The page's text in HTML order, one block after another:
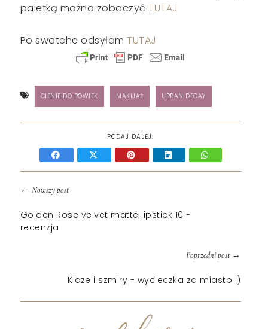
paletką można zobaczyćTUTAJ
Po swatche odsyłamTUTAJ
CIENIE DO POWIEK MAKIJAŻ URBAN DECAY
PODAJ DALEJ:
← Nowszy post
Golden Rose velvet matte lipstick 10 -
recenzja
Poprzedni post→
Kicze i szmiry - wycieczka za miasto :)